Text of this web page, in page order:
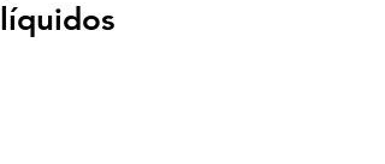
líquidos